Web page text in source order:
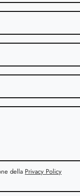
della Privacy Policy